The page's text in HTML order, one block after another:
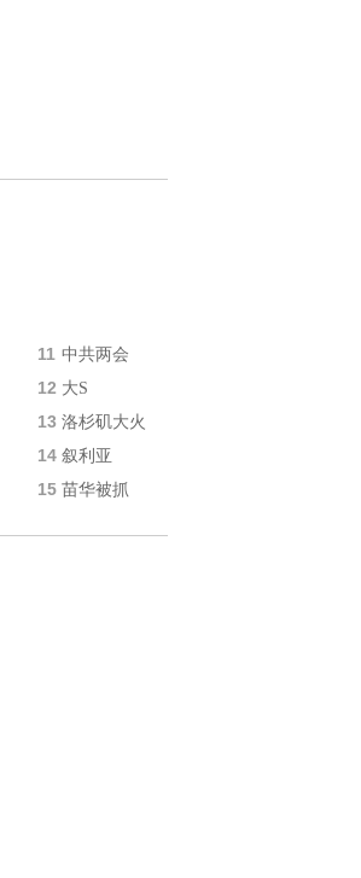
11 中共两会
12 大S
13 洛杉矶大火
14 叙利亚
15 苗华被抓